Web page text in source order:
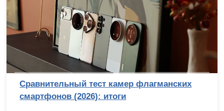
Сравнительный тест камер флагманских
смартфонов (2026): итоги